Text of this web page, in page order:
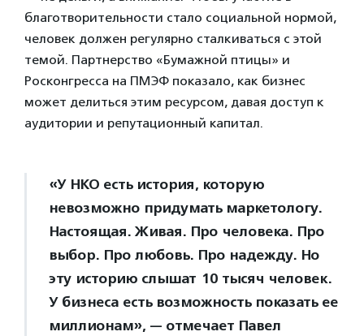
благотворительности стало социальной нормой,
человек должен регулярно сталкиваться с этой
темой. Партнерство «Бумажной птицы» и
Росконгресса на ПМЭФ показало, как бизнес
может делиться этим ресурсом, давая доступ к
аудитории и репутационный капитал.
«У НКО есть история, которую
невозможно придумать маркетологу.
Настоящая. Живая. Про человека. Про
выбор. Про любовь. Про надежду. Но
эту историю слышат 10 тысяч человек.
У бизнеса есть возможность показать ее
миллионам», — отмечает Павел